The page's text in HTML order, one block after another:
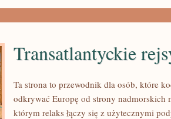
Transatlantyckie
Ta strona to przewodnik dla osób, które
odkrywać Europę od strony nadmorskich
którym relaks łączy się z użytecznymi